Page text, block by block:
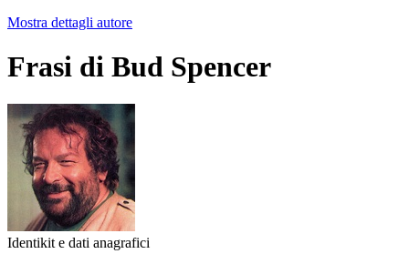
Mostra dettagli autore
Frasi di Bud Spencer
Identikit e dati anagrafici